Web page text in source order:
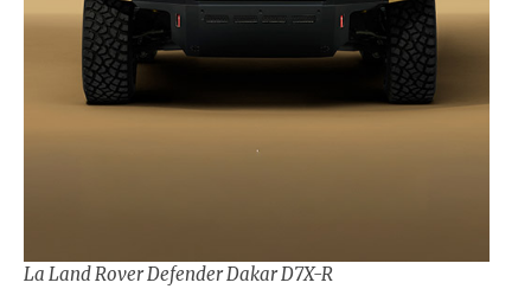
La Land Rover Defender Dakar D7X-R